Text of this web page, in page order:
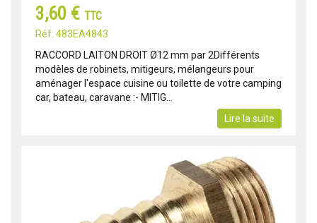
3,60 € TTC
Réf: 483EA4843
RACCORD LAITON DROIT Ø12 mm par 2Différents
modèles de robinets, mitigeurs, mélangeurs pour
aménager l'espace cuisine ou toilette de votre camping
car, bateau, caravane :- MITIG...
Lire la suite